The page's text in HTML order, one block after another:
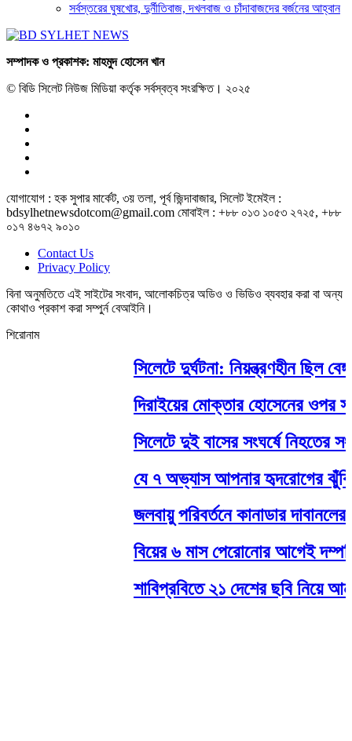
সর্বস্তরের ঘুষখোর, দুর্নীতিবাজ, দখলবাজ ও চাঁদাবাজদের বর্জনের আহ্বান
সম্পাদক ও প্রকাশক: মাহমুদ হোসেন খান
© বিডি সিলেট নিউজ মিডিয়া কর্তৃক সর্বস্বত্ব সংরক্ষিত। ২০২৫
যোগাযোগ : হক সুপার মার্কেট, ৩য় তলা, পূর্ব জিন্দাবাজার, সিলেট ইমেইল :
bdsylhetnewsdotcom@gmail.com মোবাইল : +৮৮ ০১৩ ১০৫৩ ২৭২৫, +৮৮
০১৭ ৪৬৭২ ৯০১০
Contact Us
Privacy Policy
বিনা অনুমতিতে এই সাইটের সংবাদ, আলোকচিত্র অডিও ও ভিডিও ব্যবহার করা বা অন্য
কোথাও প্রকাশ করা সম্পুর্ন বেআইনি।
শিরোনাম
সিলেটে দুর্ঘটনা: নিয়ন্ত্রণহীন ছিল
দিরাইয়ের মোক্তার হোসেনের ওপর
সিলেটে দুই বাসের সংঘর্ষে নিহতের
যে ৭ অভ্যাস আপনার হৃদরোগের ঝুঁকি
জলবায়ু পরিবর্তনে কানাডার দাবানলের
বিয়ের ৬ মাস পেরোনোর আগেই
শাবিপ্রবিতে ২১ দেশের ছবি নিয়ে